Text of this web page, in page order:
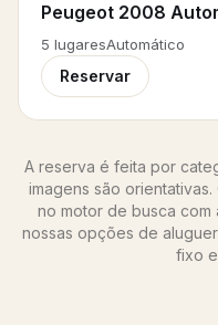
Peugeot 2008
5 lugaresAutomático
Reservar
A reserva é feita por
imagens são
no motor de busca com
nossas opções de
fixo